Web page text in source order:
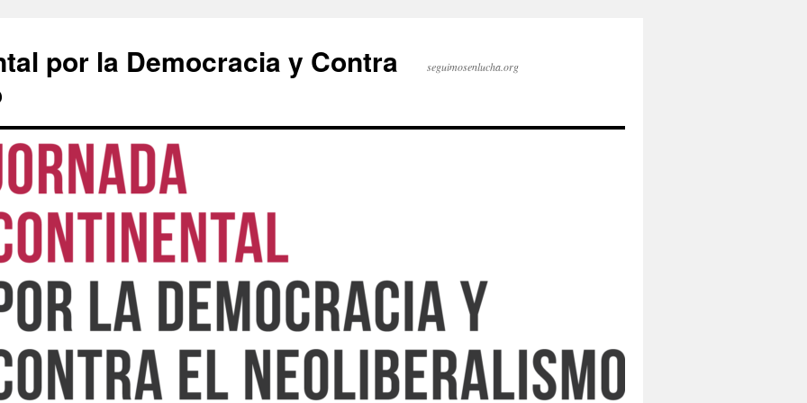
por la Democracia y Contra
seguimosenlucha.org